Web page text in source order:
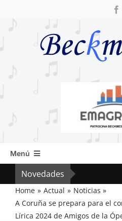
Menú
Inicio
Actual
Artículos
Novedades
Home Actual
Noticias
A Coruña se prepara para el
Lírica 2024 de Amigos de la